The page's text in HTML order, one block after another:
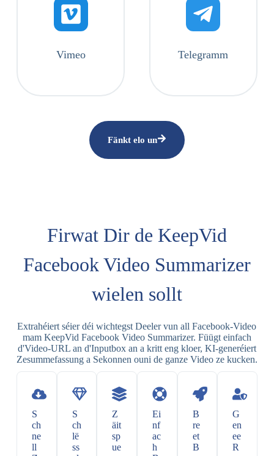
Vimeo Telegramm
Fänkt elo un
Firwat Dir de KeepVid
Facebook Video Summarizer
wielen sollt
Extrahéiert séier déi wichtegst Deeler vun all Facebook-Video
mam KeepVid Facebook Video Summarizer. Füügt einfach
d'Video-URL an d'Inputbox an a kritt eng kloer, KI-generéiert
Zesummefassung a Sekonnen ouni de ganze Video ze kucken.
S
ch
ne
ll
S
ch
lë
ss
Z
äit
sp
ue
Ei
nf
ac
h
B
re
et
B
G
en
ee
R